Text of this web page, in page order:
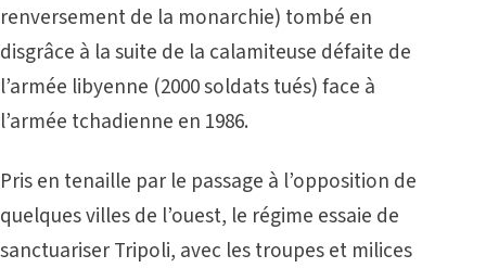
renversement de la monarchie) tombé en
disgrâce à la suite de la calamiteuse défaite de
l’armée libyenne (2000 soldats tués) face à
l’armée tchadienne en 1986.
Pris en tenaille par le passage à l’opposition de
quelques villes de l’ouest, le régime essaie de
sanctuariser Tripoli, avec les troupes et milices